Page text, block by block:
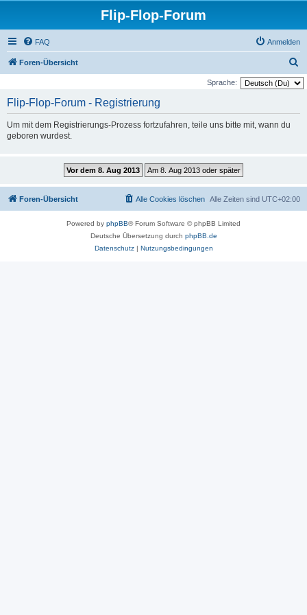
Flip-Flop-Forum
FAQ Anmelden
Foren-Übersicht
u
Sprache:
Flip-Flop-Forum - Registrierung
Um mit dem Registrierungs-Prozess fortzufahren, teile uns bitte mit, wann du
geboren wurdest.
Foren-Übersicht Alle Zeiten sind UTC+02:00
Alle Cookies löschen
Powered by phpBB® Forum Software © phpBB Limited
Deutsche Übersetzung durch phpBB.de
Datenschutz| Nutzungsbedingungen